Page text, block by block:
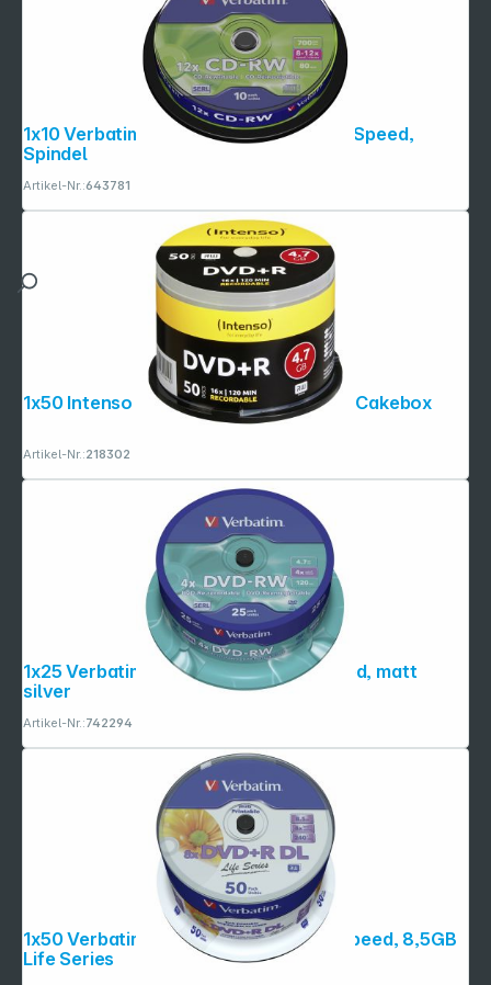
1x10 Verbatim CD-RW 80 / 700MB 10x Speed,
Spindel
Artikel-Nr.:643781
1x50 Intenso DVD+R 4,7GB 16x Speed, Cakebox
Artikel-Nr.:218302
1x25 Verbatim DVD-RW 4,7GB 4x Speed, matt
silver
Artikel-Nr.:742294
1x50 Verbatim DVD+R DL wide pr. 8x Speed, 8,5GB
Life Series